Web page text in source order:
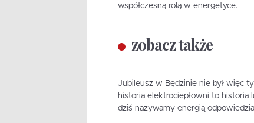
współczesną rolą w energetyce.
zobacz także
Jubileusz w Będzinie nie był więc
historia elektrociepłowni to historia
dziś nazywamy energią